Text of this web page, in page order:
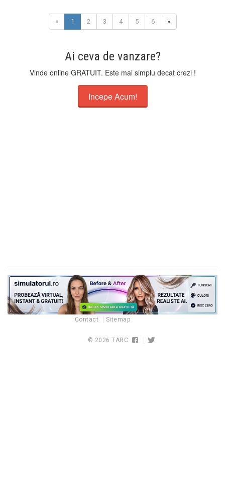
« 1 2 3 4 5 6 »
Ai ceva de vanzare?
Vinde online GRATUIT. Este mai simplu decat crezi !
Incepe Acum!
Contact Sitemap
© 2026TARC